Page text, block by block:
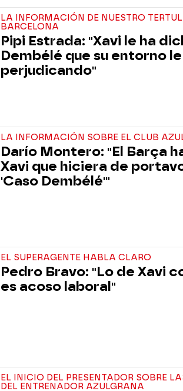
LA INFORMACIÓN DE NUESTRO
BARCELONA
Pipi Estrada: "Xavi le ha
Dembélé que su entorno
perjudicando"
LA INFORMACIÓN SOBRE EL CLUB
Darío Montero: "El Barça
Xavi que hiciera de
'Caso Dembélé'"
EL SUPERAGENTE HABLA CLARO
Pedro Bravo: "Lo de Xavi
es acoso laboral"
EL INICIO DEL PRESENTADOR SOBRE
DEL ENTRENADOR AZULGRANA